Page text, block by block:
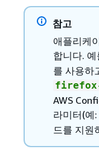
참고
애플리케
합니다.
를 사용하
firefox-
AWS
라미터(예:
드를 지원